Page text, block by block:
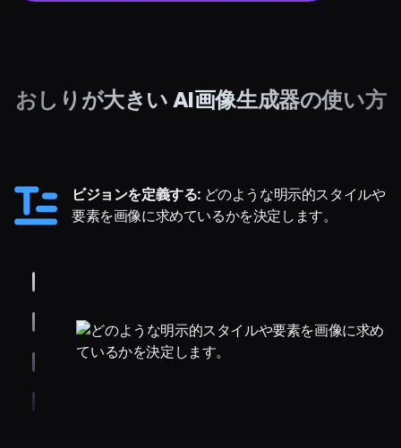
おしりが大きい AI画像生成器の使い方
ビジョンを定義する: どのような明示的スタイルや
要素を画像に求めているかを決定します。